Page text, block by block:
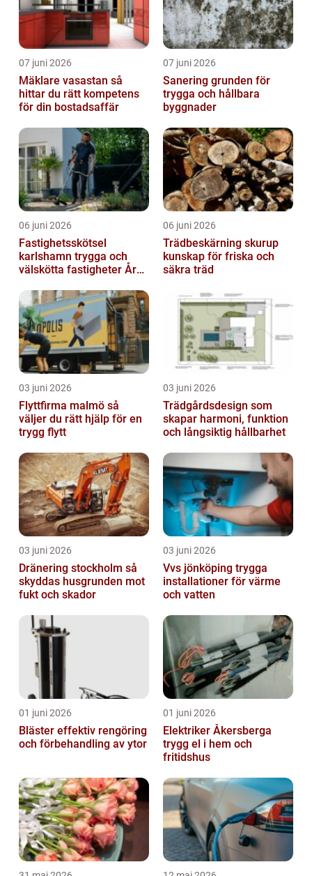
07 juni 2026
Mäklare vasastan så
hittar du rätt kompetens
för din bostadsaffär
07 juni 2026
Sanering grunden för
trygga och hållbara
byggnader
06 juni 2026
Fastighetsskötsel
karlshamn trygga och
välskötta fastigheter Året
06 juni 2026
Trädbeskärning skurup
kunskap för friska och
säkra träd
03 juni 2026
Flyttfirma malmö så
väljer du rätt hjälp för en
trygg flytt
03 juni 2026
Trädgårdsdesign som
skapar harmoni, funktion
och långsiktig hållbarhet
03 juni 2026
Dränering stockholm så
skyddas husgrunden mot
fukt och skador
03 juni 2026
Vvs jönköping trygga
installationer för värme
och vatten
01 juni 2026
Bläster effektiv rengöring
och förbehandling av ytor
01 juni 2026
Elektriker Åkersberga
trygg el i hem och
fritidshus